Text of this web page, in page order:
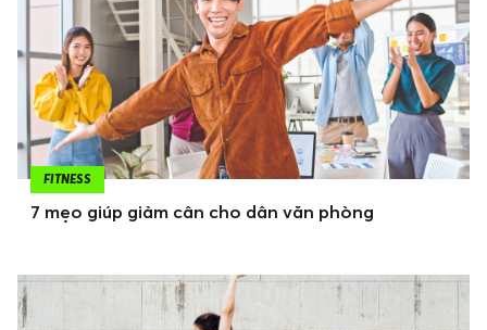
FITNESS
7 mẹo giúp giảm cân cho dân văn phòng